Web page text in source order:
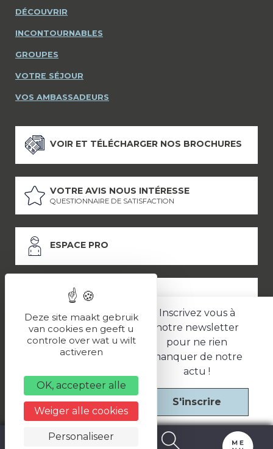
Inscrivez vous à
notre newsletter
pour ne rien
manquer de notre
actu !
S'inscrire
DÉCOUVRIR
INCONTOURNABLES
GROUPES
VOTRE SÉJOUR
VOS AMBASSADEURS
VOIR ET TÉLÉCHARGER NOS BROCHURES
VOTRE AVIS NOUS INTÉRESSE
QUESTIONNAIRE DE SATISFACTION
ESPACE PRO
ESPACE PRESSE
LES PARTENAIRES
Politique de confidentialité
Une réalisation
Deze site maakt gebruik
van cookies en geeft u
controle over wat u wilt
activeren
OK, accepteer alle
Weiger alle cookies
Personaliseer